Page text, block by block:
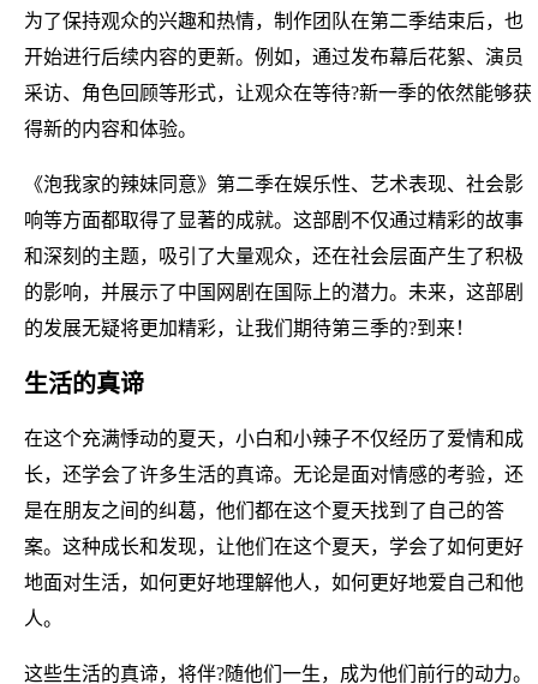
为了保持观众的兴趣和热情，制作团队在第二季结束后，也
开始进行后续内容的更新。例如，通过发布幕后花絮、演员
采访、角色回顾等形式，让观众在等待?新一季的依然能够获
得新的内容和体验。
《泡我家的辣妹同意》第二季在娱乐性、艺术表现、社会影
响等方面都取得了显著的成就。这部剧不仅通过精彩的故事
和深刻的主题，吸引了大量观众，还在社会层面产生了积极
的影响，并展示了中国网剧在国际上的潜力。未来，这部剧
的发展无疑将更加精彩，让我们期待第三季的?到来！
生活的真谛
在这个充满悸动的夏天，小白和小辣子不仅经历了爱情和成
长，还学会了许多生活的真谛。无论是面对情感的考验，还
是在朋友之间的纠葛，他们都在这个夏天找到了自己的答
案。这种成长和发现，让他们在这个夏天，学会了如何更好
地面对生活，如何更好地理解他人，如何更好地爱自己和他
人。
这些生活的真谛，将伴?随他们一生，成为他们前行的动力。